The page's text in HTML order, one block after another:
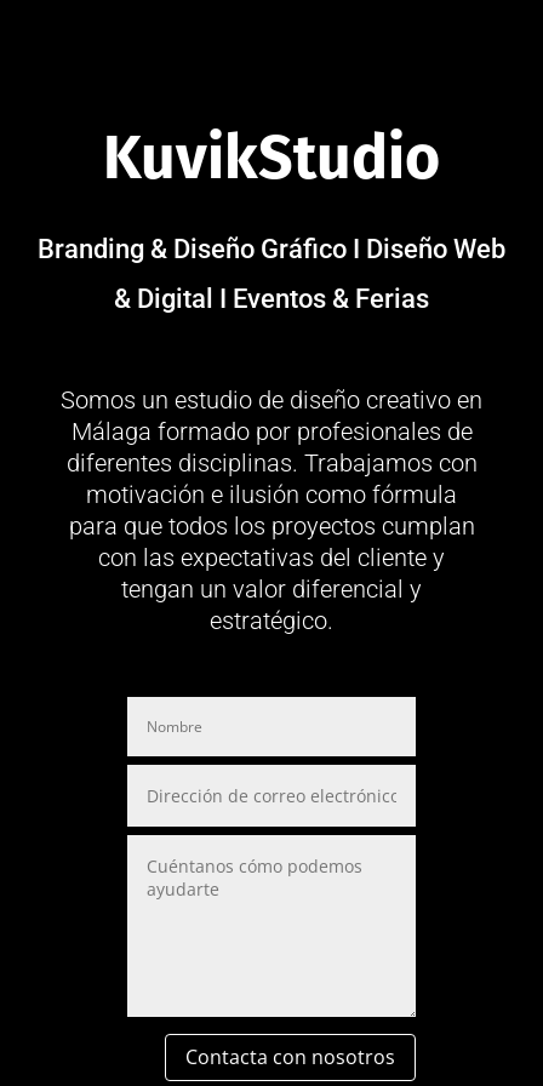
KuvikStudio
Branding & Diseño Gráfico I Diseño Web
& Digital I Eventos & Ferias
Somos un estudio de diseño creativo en
Málaga formado por profesionales de
diferentes disciplinas. Trabajamos con
motivación e ilusión como fórmula
para que todos los proyectos cumplan
con las expectativas del cliente y
tengan un valor diferencial y
estratégico.
Contacta con nosotros